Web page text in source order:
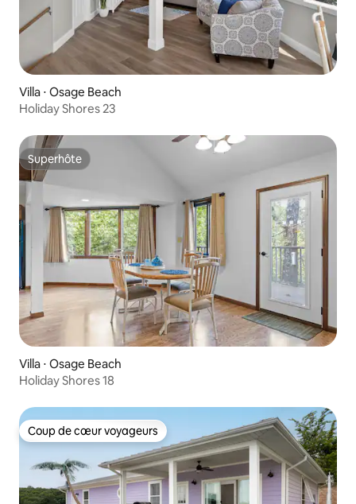
Villa ⋅ Osage Beach
Holiday Shores 23
Superhôte
Superhôte
Villa ⋅ Osage Beach
Holiday Shores 18
Coup de cœur voyageurs
Coup de cœur voyageurs